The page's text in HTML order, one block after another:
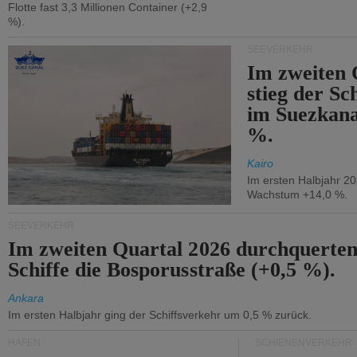
Flotte fast 3,3 Millionen Container (+2,9
%).
Im zweiten
stieg der
im
%.
Kairo
Im ersten Halbjahr
Wachstum +14,0 %.
Im zweiten Quartal 2026
Schiffe die Bosporusstraße (+0,5 %).
Ankara
Im ersten Halbjahr ging der Schiffsverkehr um 0,5 % zurück.